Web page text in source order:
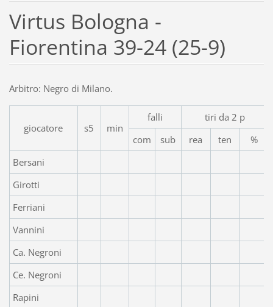
Virtus Bologna -
Fiorentina 39-24 (25-9)
Arbitro: Negro di Milano.
giocatore s5 min
falli
tiri da 2 p
com
sub rea ten
%
Bersani
Girotti
Ferriani
Vannini
Ca. Negroni
Ce. Negroni
Rapini